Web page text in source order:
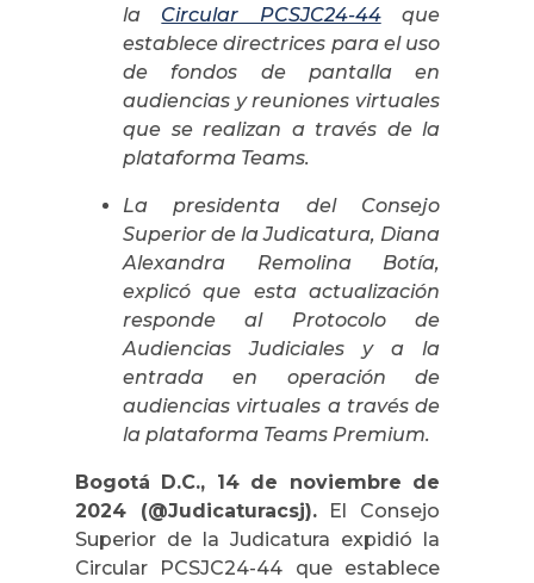
la Circular PCSJC24-44que
establece directrices para el uso
de fondos de pantalla en
audiencias y reuniones virtuales
que se realizan a través de la
plataforma Teams.
La presidenta del Consejo
Superior de la Judicatura, Diana
Alexandra Remolina Botía,
explicó que esta actualización
responde al Protocolo de
Audiencias Judiciales y a la
entrada en operación de
audiencias virtuales a través de
la plataforma Teams Premium.
Bogotá D.C., 14 de noviembre de
2024 (@Judicaturacsj).El Consejo
Superior de la Judicatura expidió la
Circular PCSJC24-44 que establece